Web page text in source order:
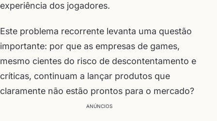
experiência dos jogadores.
Este problema recorrente levanta uma questão
importante: por que as empresas de games,
mesmo cientes do risco de descontentamento e
críticas, continuam a lançar produtos que
claramente não estão prontos para o mercado?
ANÚNCIOS